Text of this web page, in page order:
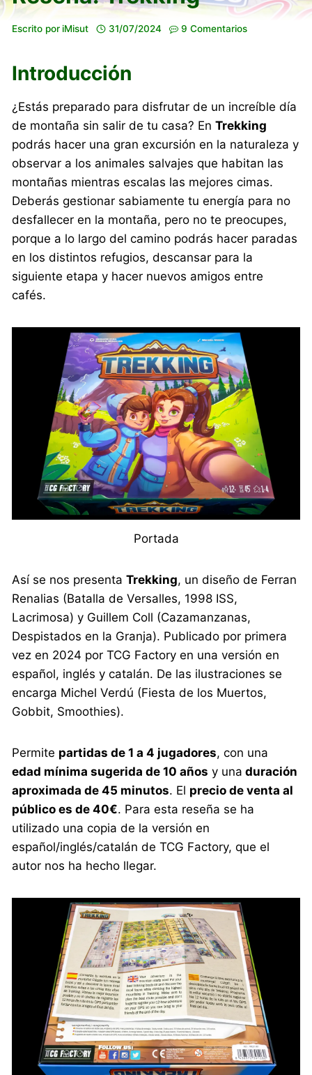
Escrito por iMisut 31/07/2024 9 Comentarios
Introducción
¿Estás preparado para disfrutar de un increíble día
de montaña sin salir de tu casa? EnTrekking
podrás hacer una gran excursión en la naturaleza y
observar a los animales salvajes que habitan las
montañas mientras escalas las mejores cimas.
Deberás gestionar sabiamente tu energía para no
desfallecer en la montaña, pero no te preocupes,
porque a lo largo del camino podrás hacer paradas
en los distintos refugios, descansar para la
siguiente etapa y hacer nuevos amigos entre
cafés.
Portada
Así se nos presentaTrekking, un diseño de Ferran
Renalias (Batalla de Versalles, 1998 ISS,
Lacrimosa) y Guillem Coll (Cazamanzanas,
Despistados en la Granja). Publicado por primera
vez en 2024 por TCG Factory en una versión en
español, inglés y catalán. De las ilustraciones se
encarga Michel Verdú (Fiesta de los Muertos,
Gobbit, Smoothies).
Permite partidas de 1 a 4 jugadores, con una
edad mínima sugerida de 10 años y una duración
aproximada de 45 minutos. El precio de venta al
público es de 40€. Para esta reseña se ha
utilizado una copia de la versión en
español/inglés/catalán de TCG Factory, que el
autor nos ha hecho llegar.